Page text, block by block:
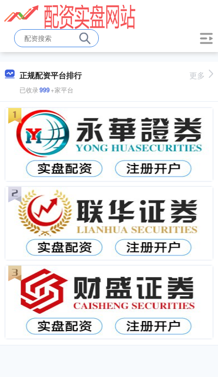
正规配资平台排行
已收录999+家平台
更多